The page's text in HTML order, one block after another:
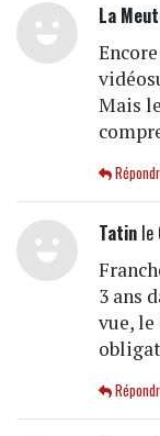
La
Mais
Tatinle
3 ans
vue,